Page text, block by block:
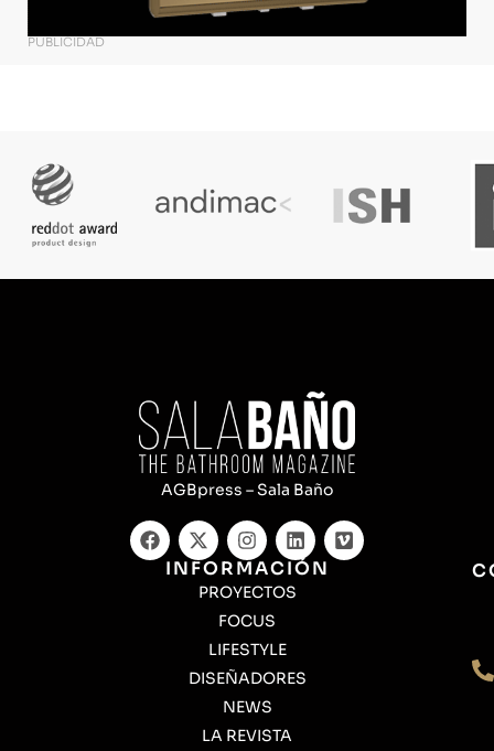
PUBLICIDAD
AGBpress – Sala Baño
INFORMACIÓN
PROYECTOS
FOCUS
LIFESTYLE
DISEÑADORES
NEWS
LA REVISTA